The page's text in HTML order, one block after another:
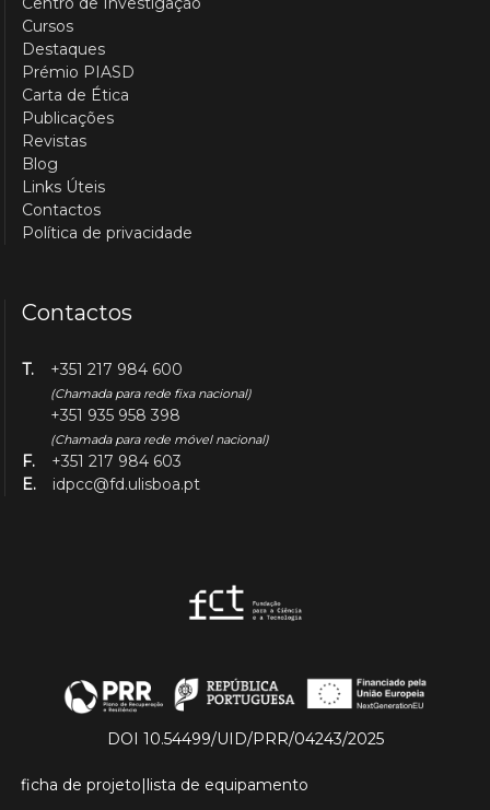
Cursos
Destaques
Prémio PIASD
Carta de Ética
Publicações
Revistas
Blog
Links Úteis
Contactos
Política de privacidade
Contactos
T. +351 217 984 600
(Chamada para rede fixa nacional)
+351 935 958 398
(Chamada para rede móvel nacional)
F.
+351 217 984 603
E.
idpcc@fd.ulisboa.pt
DOI 10.54499/UID/PRR/04243/2025
ficha de projeto|lista de equipamento